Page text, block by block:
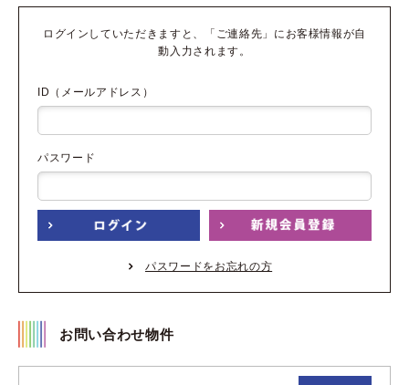
ログインしていただきますと、「ご連絡先」にお客様情報が自
動入力されます。
ID（メールアドレス）
パスワード
パスワードをお忘れの方
お問い合わせ物件